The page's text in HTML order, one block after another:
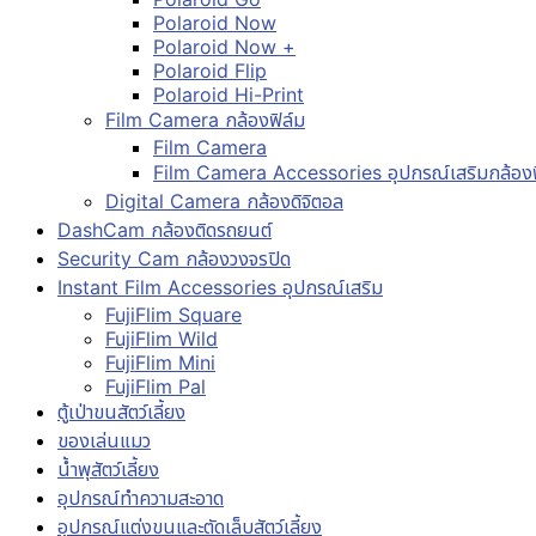
Polaroid Now
Polaroid Now +
Polaroid Flip
Polaroid Hi-Print
Film Camera กล้องฟิล์ม
Film Camera
Film Camera Accessories อุปกรณ์เสริมกล้อ
Digital Camera กล้องดิจิตอล
DashCam กล้องติดรถยนต์
Security Cam กล้องวงจรปิด
Instant Film Accessories อุปกรณ์เสริม
FujiFlim Square
FujiFlim Wild
FujiFlim Mini
FujiFlim Pal
ตู้เป่าขนสัตว์เลี้ยง
ของเล่นแมว
น้ำพุสัตว์เลี้ยง
อุปกรณ์ทำความสะอาด
อุปกรณ์แต่งขนและตัดเล็บสัตว์เลี้ยง